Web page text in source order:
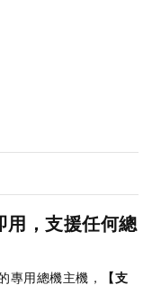
用，支援任何總
專用總機主機，
【支